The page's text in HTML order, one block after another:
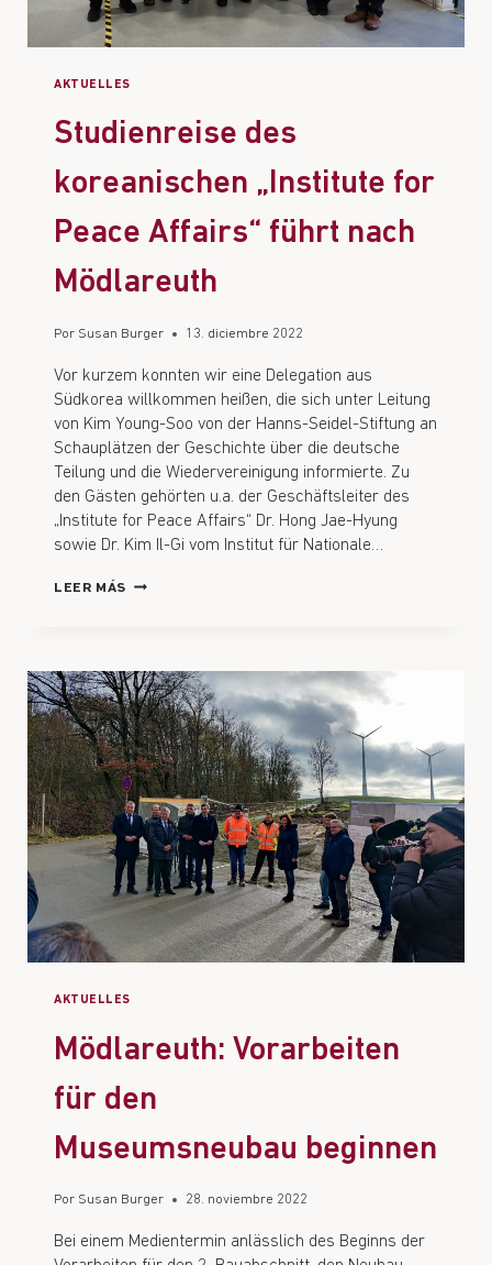
AKTUELLES
Studienreise des
koreanischen „Institute for
Peace Affairs“ führt nach
Mödlareuth
Por Susan Burger 13. diciembre 2022
Vor kurzem konnten wir eine Delegation aus
Südkorea willkommen heißen, die sich unter Leitung
von Kim Young-Soo von der Hanns-Seidel-Stiftung an
Schauplätzen der Geschichte über die deutsche
Teilung und die Wiedervereinigung informierte. Zu
den Gästen gehörten u.a. der Geschäftsleiter des
„Institute for Peace Affairs“ Dr. Hong Jae-Hyung
sowie Dr. Kim Il-Gi vom Institut für Nationale…
LEER MÁS
AKTUELLES
Mödlareuth: Vorarbeiten
für den
Museumsneubau beginnen
Por Susan Burger 28. noviembre 2022
Bei einem Medientermin anlässlich des Beginns der